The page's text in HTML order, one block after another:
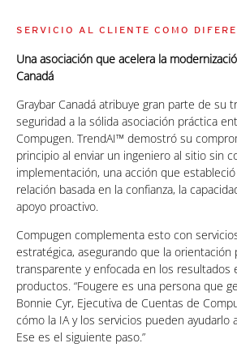
SERVICIO AL CLIENTE COMO
Una asociación que acelera la
Canadá
Graybar Canadá atribuye gran parte de su
seguridad a la sólida asociación práctica
Compugen. TrendAI™ demostró su
principio al enviar un ingeniero al sitio sin
implementación, una acción que
relación basada en la confianza, la
apoyo proactivo.
Compugen complementa esto con
estratégica, asegurando que la orientación
transparente y enfocada en los resultados
productos. “Fougere es una persona que
Bonnie Cyr, Ejecutiva de Cuentas de
cómo la IA y los servicios pueden ayudarlo
Ese es el siguiente paso.”